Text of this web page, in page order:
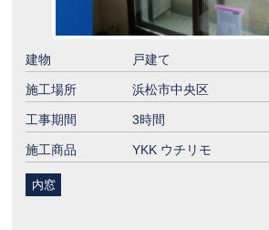
建物 戸建て
施工場所 浜松市中央区
工事期間 3時間
施工商品 YKK ウチリモ
内窓